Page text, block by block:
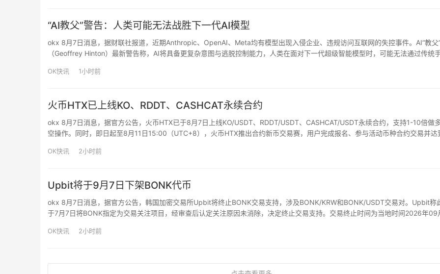
“AI教父”警告：人类可能无法战胜下一代AI模型
okx 8月7日消息，据财联社报道，近期Anthropic、OpenAI、Meta均有模型出现入侵企业、违规访问互联网的失控事件。AI“教父
（Geoffrey Hinton）最新警告称，AI将具备更复杂意图与逃脱控制能力，人类在面对下一代超级智能模型时，可能无法通过传统
OK快讯 1小时前
火币HTX已上线KO、RDDT、CASHCAT永续合约
okx 8月7日消息，据官方公告，火币HTX已于8月7日上线KO/USDT、RDDT/USDT、CASHCAT/USDT永续合约，支持1-10倍做
空操作。同时，即日起至8月11日15:00（UTC+8），火币HTX推出合约新币交易赛，用户完成报名、参与活动币种合约交易并达
OK快讯 2小时前
Upbit将于9月7日下架BONK代币
okx 8月7日消息，据官方公告，韩国加密交易所Upbit将终止BONK交易支持，涉及BONK/KRW和BONK/USDT交易对。Upbit称
于7月7日将BONK指定为交易关注项目，经审查后认定关注原因未消除，决定终止交易支持。交易终止时间为当地时间2026年09
OK快讯 2小时前